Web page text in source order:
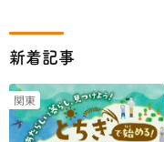
新着記事
関東